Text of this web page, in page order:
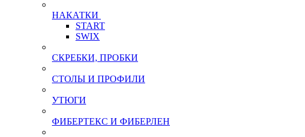
НАКАТКИ
START
SWIX
СКРЕБКИ, ПРОБКИ
СТОЛЫ И ПРОФИЛИ
УТЮГИ
ФИБЕРТЕКС И ФИБЕРЛЕН